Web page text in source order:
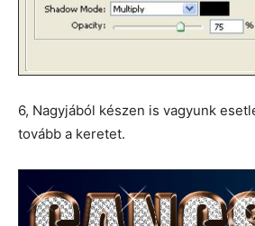
6, Nagyjából készen is vagyunk
tovább a keretet.